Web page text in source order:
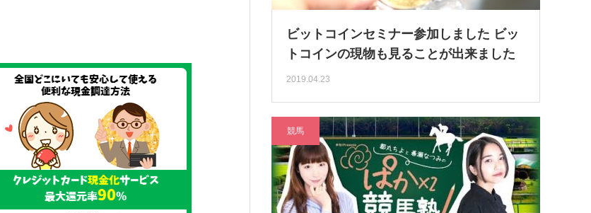
ビットコインセミナー参加しました ビッ
トコインの現物も見ることが出来ました
2019.04.23
競馬